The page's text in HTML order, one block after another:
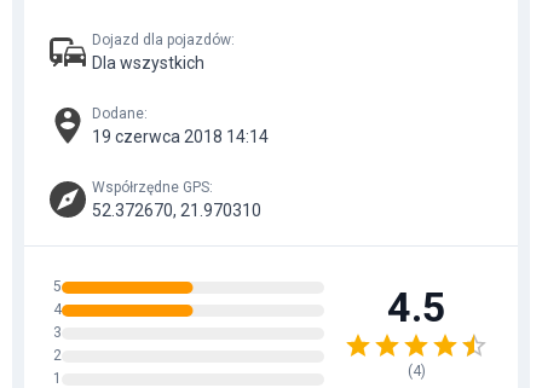
Dojazd dla pojazdów:
Dla wszystkich
Dodane:
19 czerwca 2018 14:14
Współrzędne GPS:
52.372670, 21.970310
5
4
3
2
1
4.5
(4)